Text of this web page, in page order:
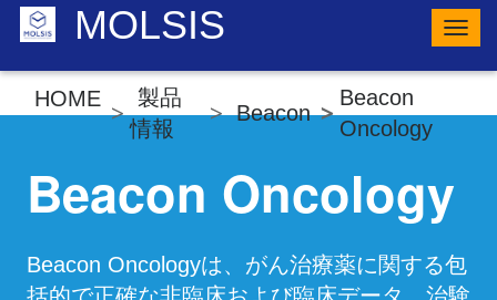
MOLSIS
ナ
ビ
HOME
製品
情報
Beacon
Beacon
Oncology
Beacon Oncology
Beacon Oncologyは、がん治療薬に関する包
括的で正確な非臨床および臨床データ、治験